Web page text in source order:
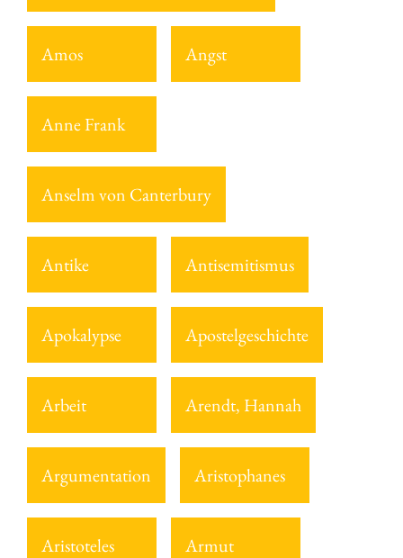
Amos Angst
Anne Frank
Anselm von Canterbury
Antike Antisemitismus
Apokalypse Apostelgeschichte
Arbeit Arendt, Hannah
Argumentation Aristophanes
Aristoteles Armut